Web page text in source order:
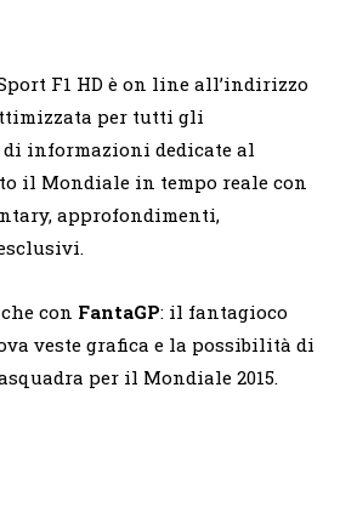
F1 HD è on line all’indirizzo
per tutti gli
informazioni dedicate al
il Mondiale in tempo reale con
approfondimenti,
con FantaGP: il fantagioco
veste grafica e la possibilità di
per il Mondiale 2015.